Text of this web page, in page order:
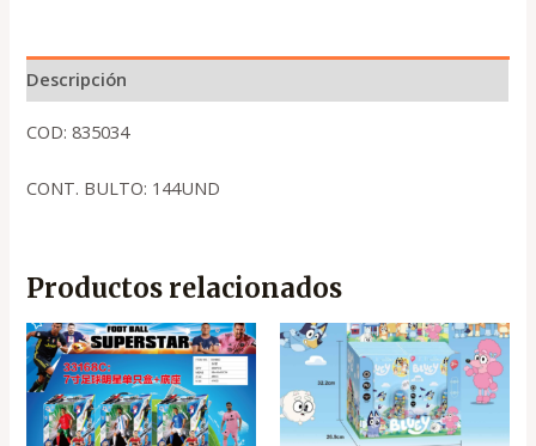
Descripción
COD: 835034
CONT. BULTO: 144UND
Productos relacionados
El
precio
original
era:
.
₡4,250
El
precio
actual
es:
.
₡2,850
El
precio
original
era:
₡900
El
precio
actual
es:
.
₡600